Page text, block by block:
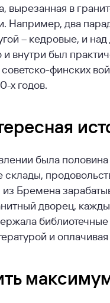
вырезанная в
Например, два
– кедровые, и
и внутри был
финских
х годов.
была
Бремена
дворец,
и